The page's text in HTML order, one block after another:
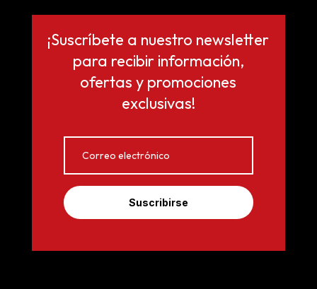
¡Suscríbete a nuestro newsletter
para recibir información,
ofertas y promociones
exclusivas!
Suscribirse